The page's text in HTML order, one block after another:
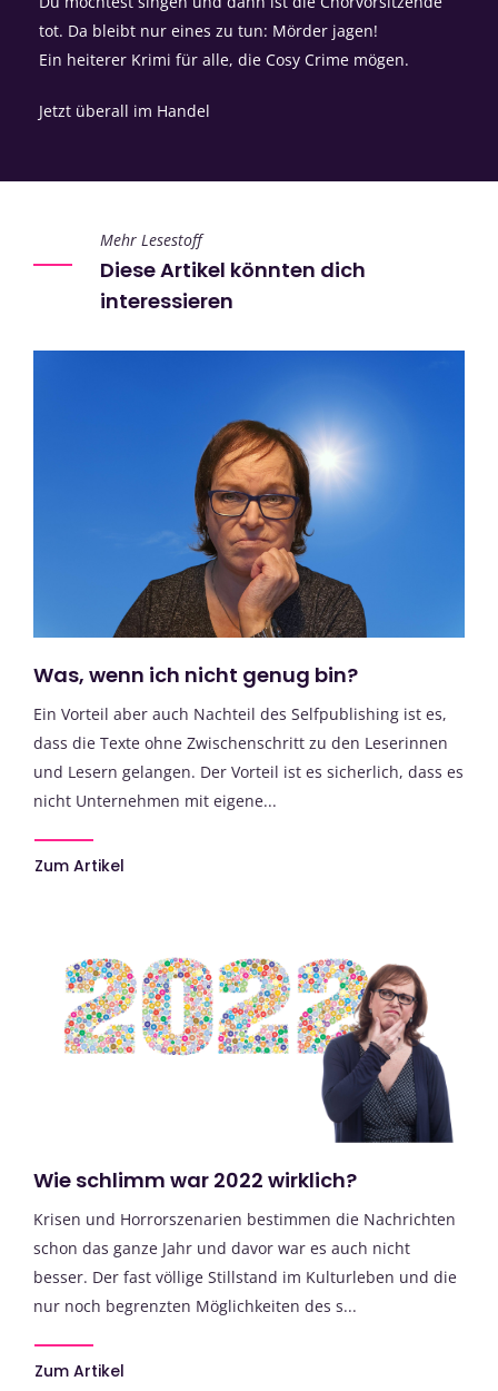
tot. Da bleibt nur eines zu tun: Mörder jagen!
Ein heiterer Krimi für alle, die Cosy Crime mögen.
Jetzt überall im Handel
Mehr Lesestoff
Diese Artikel könnten dich
interessieren
Was, wenn ich nicht genug bin?
Ein Vorteil aber auch Nachteil des Selfpublishing ist es,
dass die Texte ohne Zwischenschritt zu den Leserinnen
und Lesern gelangen. Der Vorteil ist es sicherlich, dass es
nicht Unternehmen mit eigene...
Zum Artikel
Wie schlimm war 2022 wirklich?
Krisen und Horrorszenarien bestimmen die Nachrichten
schon das ganze Jahr und davor war es auch nicht
besser. Der fast völlige Stillstand im Kulturleben und die
nur noch begrenzten Möglichkeiten des s...
Zum Artikel